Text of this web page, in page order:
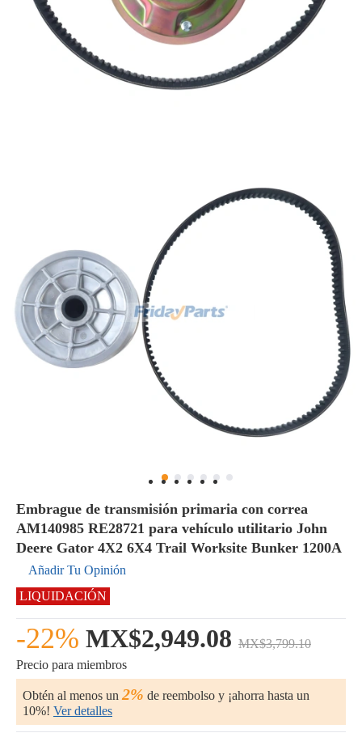
Embrague de transmisión primaria con correa
AM140985 RE28721 para vehículo utilitario John
Deere Gator 4X2 6X4 Trail Worksite Bunker 1200A
Añadir Tu Opinión
LIQUIDACIÓN
-22% MX$2,949.08 MX$3,799.10
Precio para miembros
Obtén al menos un 2% de reembolso y ¡ahorra hasta un
10%! Ver detalles